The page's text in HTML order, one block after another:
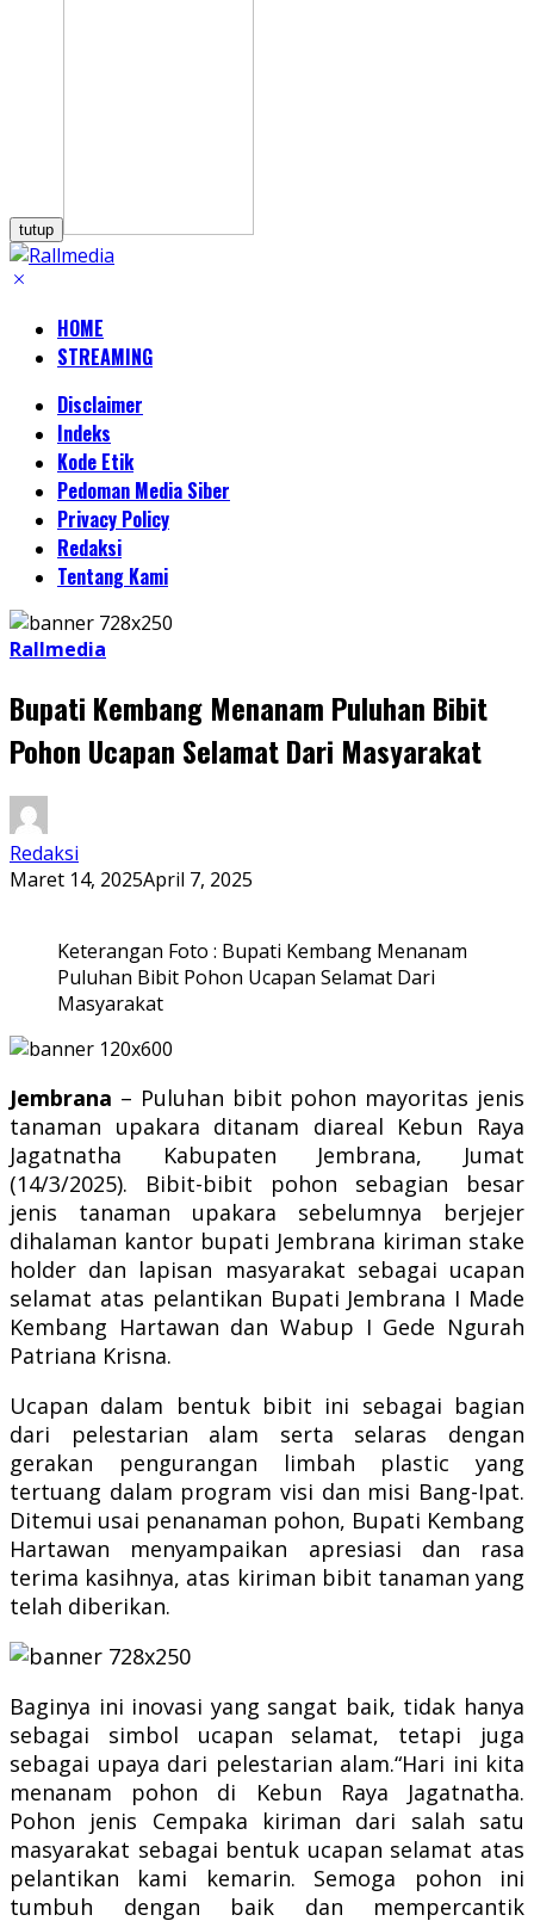
tutup
HOME
STREAMING
Disclaimer
Indeks
Kode Etik
Pedoman Media Siber
Privacy Policy
Redaksi
Tentang Kami
Rallmedia
Bupati Kembang Menanam Puluhan Bibit
Pohon Ucapan Selamat Dari Masyarakat
Redaksi
Maret 14, 2025April 7, 2025
Keterangan Foto : Bupati Kembang Menanam
Puluhan Bibit Pohon Ucapan Selamat Dari
Masyarakat
Jembrana – Puluhan bibit pohon mayoritas jenis
tanaman upakara ditanam diareal Kebun Raya
Jagatnatha Kabupaten Jembrana, Jumat
(14/3/2025). Bibit-bibit pohon sebagian besar
jenis tanaman upakara sebelumnya berjejer
dihalaman kantor bupati Jembrana kiriman stake
holder dan lapisan masyarakat sebagai ucapan
selamat atas pelantikan Bupati Jembrana I Made
Kembang Hartawan dan Wabup I Gede Ngurah
Patriana Krisna.
Ucapan dalam bentuk bibit ini sebagai bagian
dari pelestarian alam serta selaras dengan
gerakan pengurangan limbah plastic yang
tertuang dalam program visi dan misi Bang-Ipat.
Ditemui usai penanaman pohon, Bupati Kembang
Hartawan menyampaikan apresiasi dan rasa
terima kasihnya, atas kiriman bibit tanaman yang
telah diberikan.
Baginya ini inovasi yang sangat baik, tidak hanya
sebagai simbol ucapan selamat, tetapi juga
sebagai upaya dari pelestarian alam.“Hari ini kita
menanam pohon di Kebun Raya Jagatnatha.
Pohon jenis Cempaka kiriman dari salah satu
masyarakat sebagai bentuk ucapan selamat atas
pelantikan kami kemarin. Semoga pohon ini
tumbuh dengan baik dan mempercantik